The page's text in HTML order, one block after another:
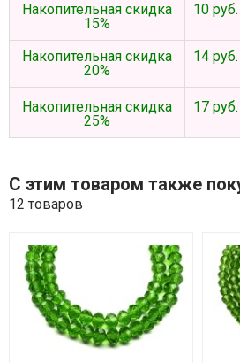
Накопительная скидка
15%
10 руб.
Накопительная скидка
20%
14 руб.
Накопительная скидка
25%
17 руб.
С этим товаром также
12 товаров